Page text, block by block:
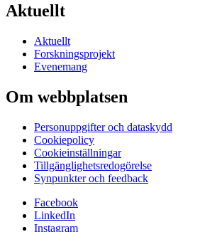
Aktuellt
Aktuellt
Forskningsprojekt
Evenemang
Om webbplatsen
Personuppgifter och dataskydd
Cookiepolicy
Cookieinställningar
Tillgänglighetsredogörelse
Synpunkter och feedback
Facebook
LinkedIn
Instagram